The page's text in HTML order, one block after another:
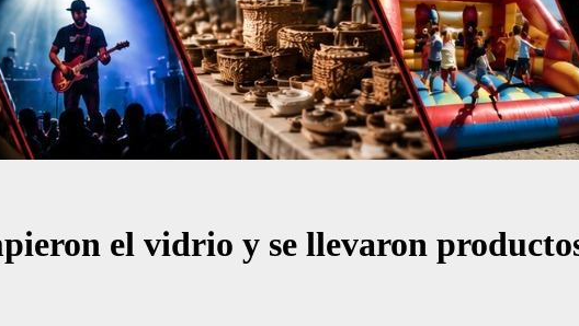
el vidrio y se llevaron